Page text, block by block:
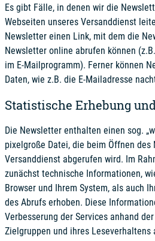
Es gibt Fälle, in denen wir die
Webseiten unseres Versanddienst
Newsletter einen Link, mit dem die
Newsletter online abrufen können
im E-Mailprogramm). Ferner können
Daten, wie z.B. die E-Mailadresse
Statistische Erhebung
Die Newsletter enthalten einen sog.
pixelgroße Datei, die beim Öffnen des
Versanddienst abgerufen wird. Im
zunächst technische Informationen,
Browser und Ihrem System, als auch
des Abrufs erhoben. Diese
Verbesserung der Services anhand
Zielgruppen und ihres